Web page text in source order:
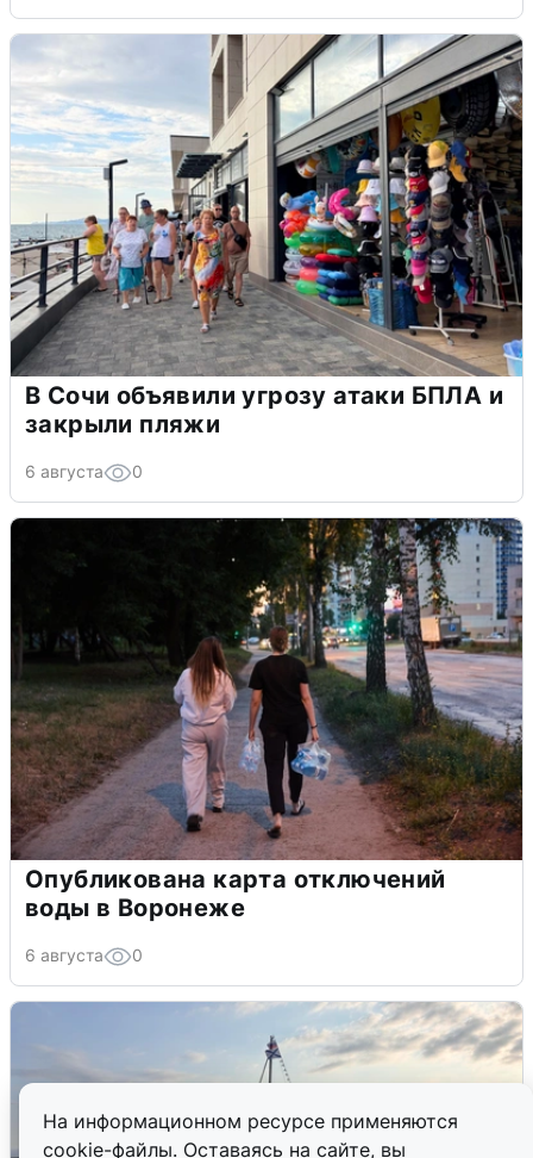
На информационном ресурсе применяются
cookie-файлы. Оставаясь на сайте, вы
В Сочи объявили угрозу атаки БПЛА и
закрыли пляжи
6 августа 0
Опубликована карта отключений
воды в Воронеже
6 августа 0